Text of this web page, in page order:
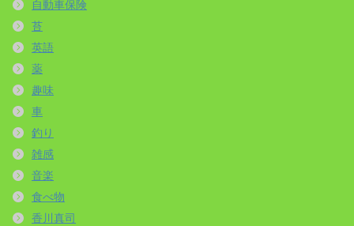
自動車保険
苔
英語
薬
趣味
車
釣り
雑感
音楽
食べ物
香川真司